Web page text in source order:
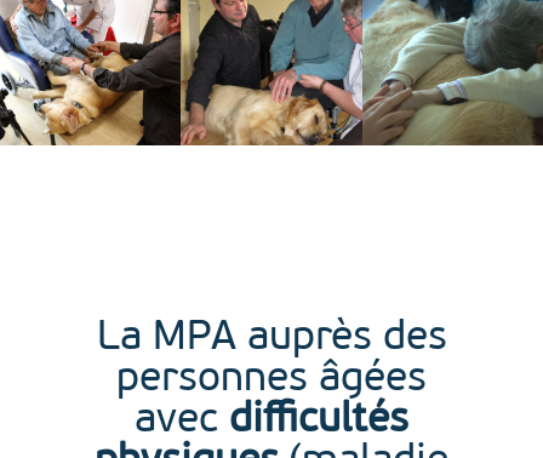
La MPA auprès des
personnes âgées
avec difficultés